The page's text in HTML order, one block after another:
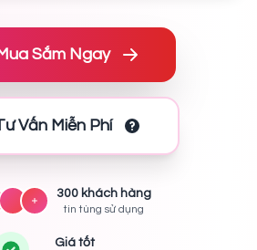
Sắm Ngay
Vấn Miễn Phí
300 khách hàng
tin tùng sử dụng
Giá tốt